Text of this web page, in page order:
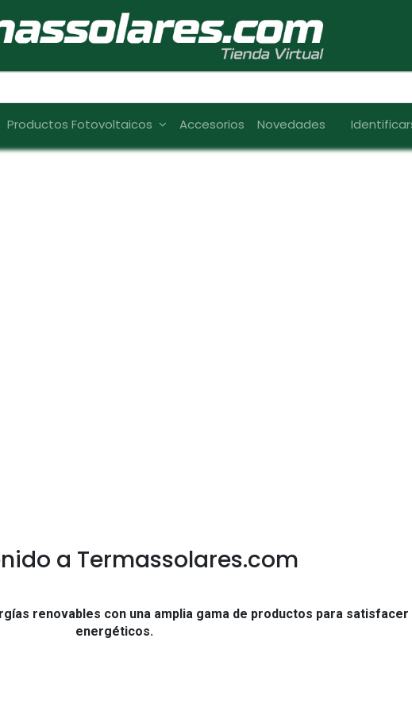
Productos Fotovoltaicos Accesorios Novedades
a Termassolares.com
renovables con una amplia gama de productos para
energéticos.